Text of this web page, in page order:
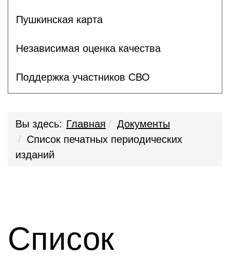
Пушкинская карта
Независимая оценка качества
Поддержка участников СВО
Вы здесь: Главная
Документы
Список печатных периодических
изданий
Список